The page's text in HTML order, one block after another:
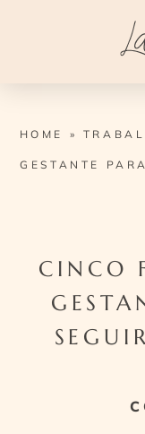
HOME »
GESTANTE
CINCO